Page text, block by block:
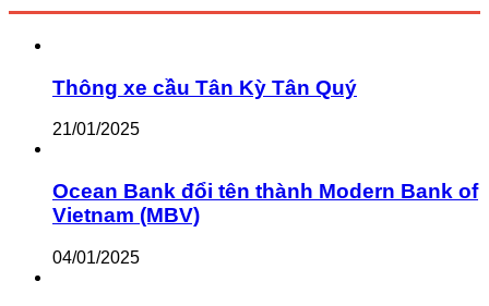
Thông xe cầu Tân Kỳ Tân Quý
21/01/2025
Ocean Bank đổi tên thành Modern Bank of
Vietnam (MBV)
04/01/2025